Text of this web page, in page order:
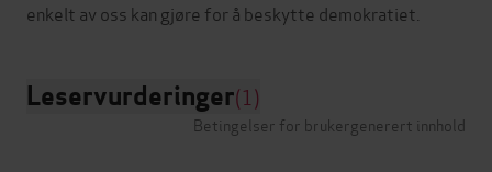
Leservurderinger(1)
Betingelser for brukergenerert innhold